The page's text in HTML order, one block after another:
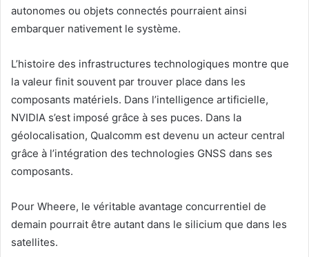
autonomes ou objets connectés pourraient ainsi
embarquer nativement le système.
L’histoire des infrastructures technologiques montre que
la valeur finit souvent par trouver place dans les
composants matériels. Dans l’intelligence artificielle,
NVIDIA s’est imposé grâce à ses puces. Dans la
géolocalisation, Qualcomm est devenu un acteur central
grâce à l’intégration des technologies GNSS dans ses
composants.
Pour Wheere, le véritable avantage concurrentiel de
demain pourrait être autant dans le silicium que dans les
satellites.